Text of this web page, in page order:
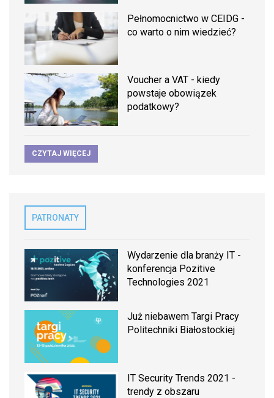
Pełnomocnictwo w CEIDG -
co warto o nim wiedzieć?
Voucher a VAT - kiedy
powstaje obowiązek
podatkowy?
CZYTAJ WIĘCEJ
PATRONATY
Wydarzenie dla branży IT -
konferencja Pozitive
Technologies 2021
Już niebawem Targi Pracy
Politechniki Białostockiej
IT Security Trends 2021 -
trendy z obszaru